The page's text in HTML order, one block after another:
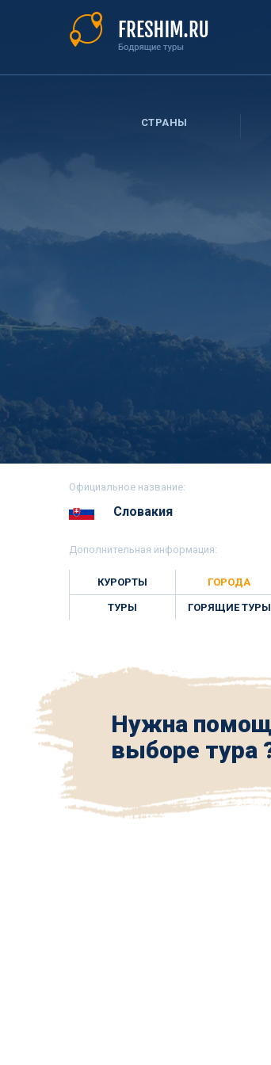
СТРАНЫ
Вы
здесь
Официальное название:
Словакия
Дополнительная информация:
КУРОРТЫ ГОРОДА
ТУРЫ ГОРЯЩИЕ ТУРЫ
Нужна
выборе тура